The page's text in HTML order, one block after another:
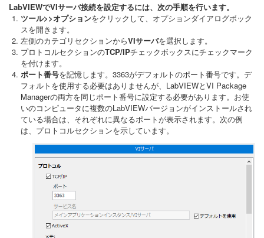
LabVIEWでVIサーバ接続を設定するには、次の手順を行います。
ツール>>オプションをクリックして、オプションダイアログボック
スを開きます。
左側のカテゴリセクションからVIサーバを選択します。
プロトコルセクションのTCP/IPチェックボックスにチェックマーク
を付けます。
ポート番号を記憶します。3363がデフォルトのポート番号です。デ
フォルトを使用する必要はありませんが、LabVIEWとVI Package
Managerの両方を同じポート番号に設定する必要があります。お使
いのコンピュータに複数のLabVIEWバージョンがインストールされ
ている場合は、それぞれに異なるポートが表示されます。次の例
は、プロトコルセクションを示しています。